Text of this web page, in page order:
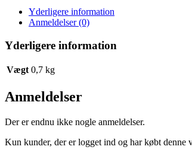
Yderligere information
Anmeldelser (0)
Yderligere information
Vægt 0,7 kg
Anmeldelser
Der er endnu ikke nogle anmeldelser.
Kun kunder, der er logget ind og har købt denne